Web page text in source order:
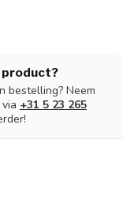
product?
bestelling? Neem
+31 5 23 265